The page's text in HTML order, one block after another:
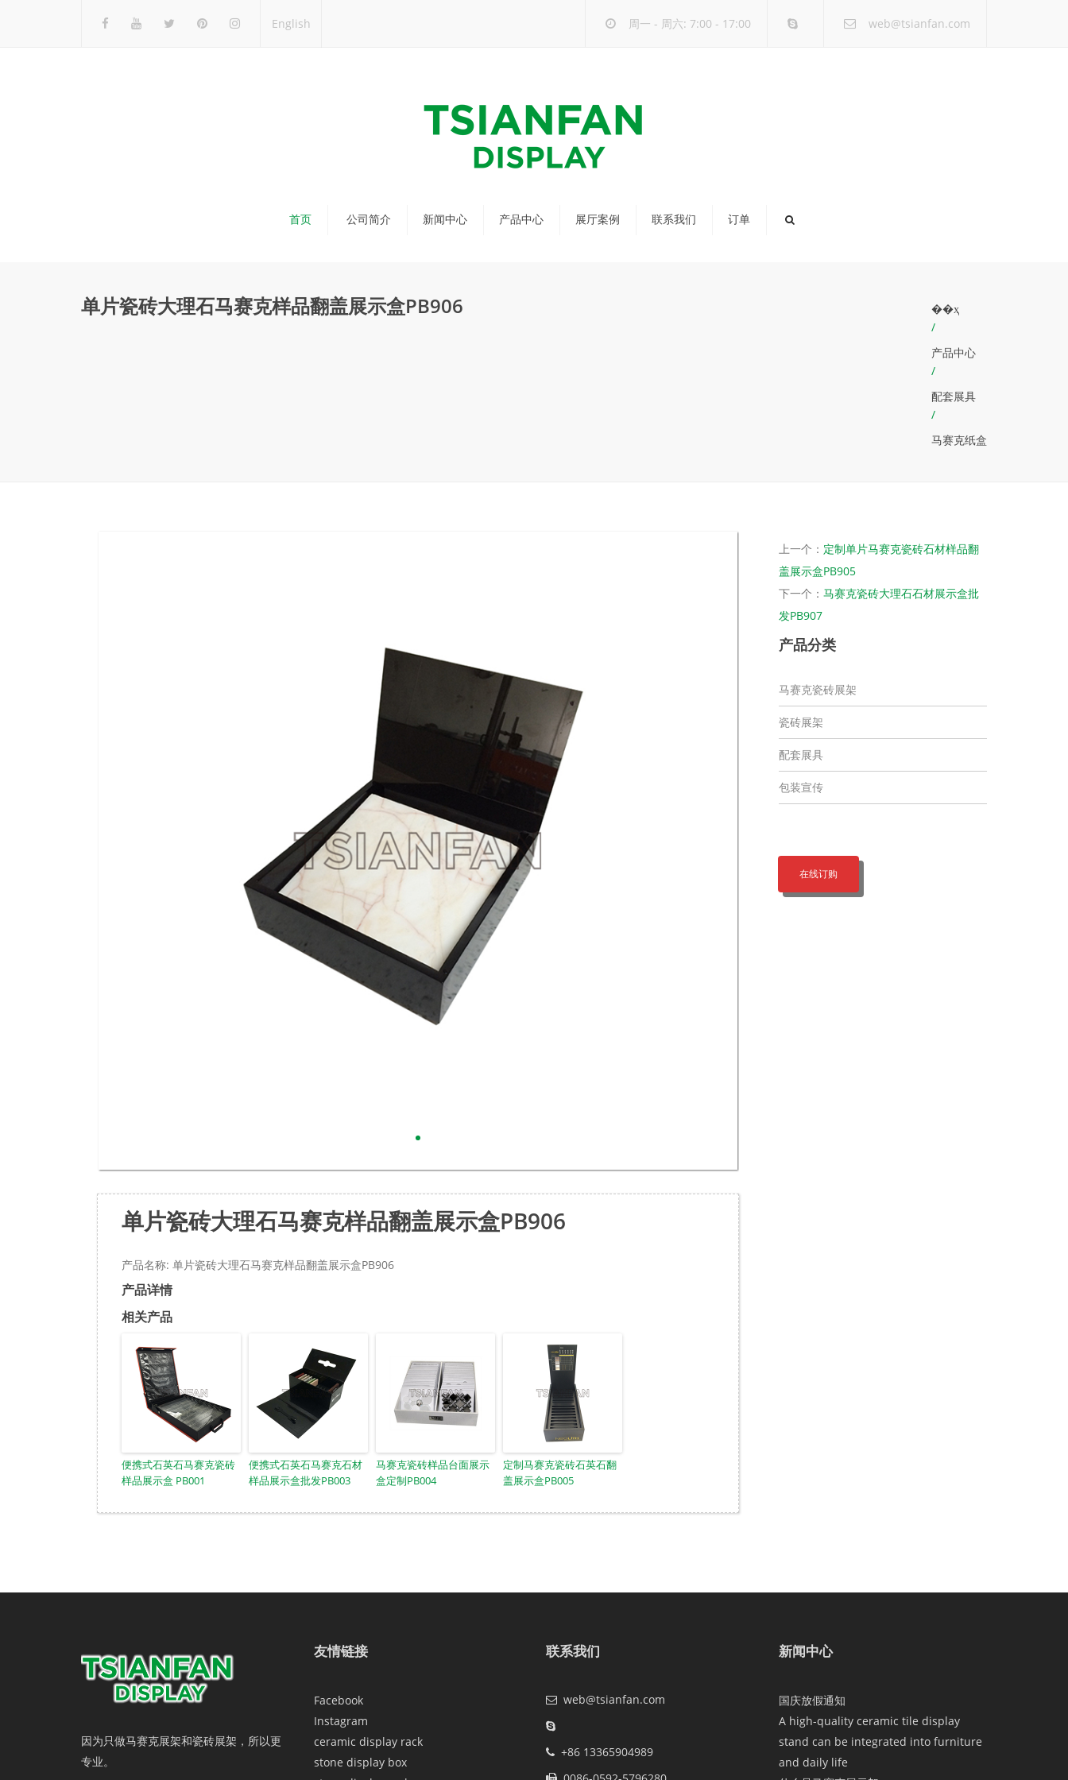
English 周一 - 周六: 7:00 - 17:00 web@tsianfan.com
首页 公司简介 新闻中心
行业新闻
产品中心
瓷砖展架
展厅案例 联系我们 订单
单片瓷砖大理石马赛克样品翻盖展示盒PB906
��ҳ
/
产品中心
/
配套展具
/
马赛克纸盒
单片瓷砖大理石马赛克样品翻盖展示盒PB906
产品名称: 单片瓷砖大理石马赛克样品翻盖展示盒PB906
产品详情
相关产品
便携式石英石马赛克瓷砖
样品展示盒 PB001
便携式石英石马赛克石材
样品展示盒批发PB003
马赛克瓷砖样品台面展示
盒定制PB004
定制马赛克瓷砖石英石翻
盖展示盒PB005
上一个： 定制单片马赛克瓷砖石材样品翻
盖展示盒PB905
下一个： 马赛克瓷砖大理石石材展示盒批
发PB907
产品分类
马赛克瓷砖展架
瓷砖展架
配套展具
包装宣传
在线订购
因为只做马赛克展架和瓷砖展架，所以更
专业。
友情链接
Facebook
Instagram
ceramic display rack
stone display box
联系我们
web@tsianfan.com
+86 13365904989
新闻中心
国庆放假通知
A high-quality ceramic tile display
stand can be integrated into furniture
and daily life